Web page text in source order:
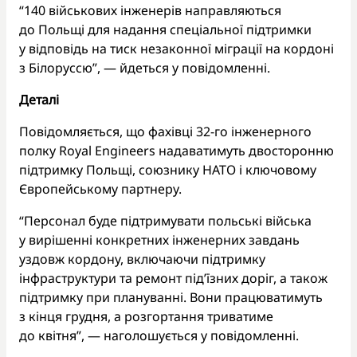
“140 військових інженерів направляються
до Польщі для надання спеціальної підтримки
у відповідь на тиск незаконної міграції на кордоні
з Білоруссю”, — йдеться у повідомленні.
Деталі
Повідомляється, що фахівці 32-го інженерного
полку Royal Engineers надаватимуть двосторонню
підтримку Польщі, союзнику НАТО і ключовому
Європейському партнеру.
“Персонал буде підтримувати польські війська
у вирішенні конкретних інженерних завдань
уздовж кордону, включаючи підтримку
інфраструктури та ремонт під’їзних доріг, а також
підтримку при плануванні. Вони працюватимуть
з кінця грудня, а розгортання триватиме
до квітня”, — наголошується у повідомленні.